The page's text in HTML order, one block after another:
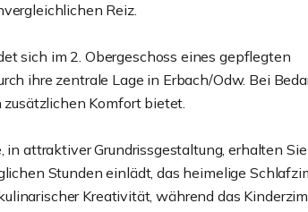
Reiz.
sich im 2. Obergeschoss eines gepflegten
ihre zentrale Lage in Erbach/Odw. Bei
zusätzlichen Komfort bietet.
attraktiver Grundrissgestaltung, erhalten
Stunden einlädt, das heimelige
Kreativität, während das